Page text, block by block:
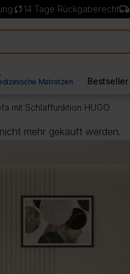
sync 14 Tage Rückgaberechtlocal_shipping
Matratzen Bestseller
mit Schlaffunktion HUGO
mehr gekauft werden.